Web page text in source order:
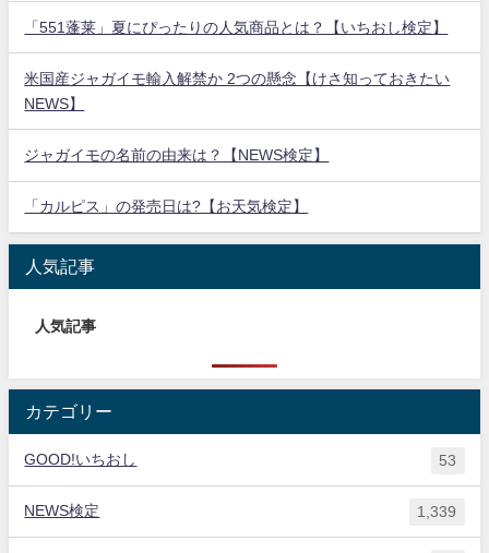
「551蓬莱」夏にぴったりの人気商品とは？【いちおし検定】
米国産ジャガイモ輸入解禁か 2つの懸念【けさ知っておきたい
NEWS】
ジャガイモの名前の由来は？【NEWS検定】
「カルピス」の発売日は?【お天気検定】
人気記事
人気記事
カテゴリー
GOOD!いちおし 53
NEWS検定 1,339